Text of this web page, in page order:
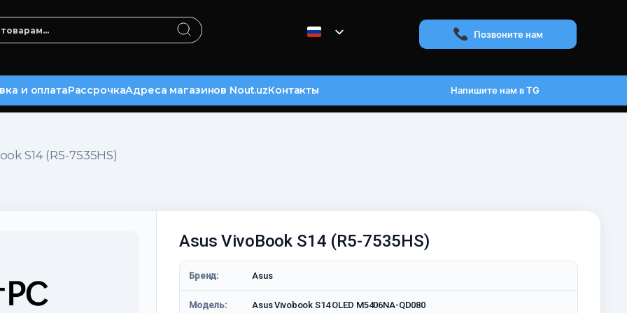
Позвоните нам
и оплатаРассрочкаАдреса магазинов Nout.uzКонтакты Напишите нам в TG
S14 (R5-7535HS)
Asus VivoBook S14 (R5-7535HS)
Бренд: Asus
Модель: Asus Vivobook S14 OLED M5406NA-QD080